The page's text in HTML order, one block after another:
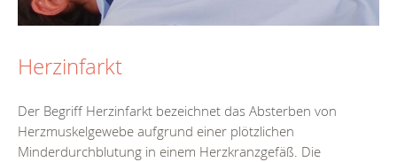
Herzinfarkt
Der Begriff Herzinfarkt bezeichnet das Absterben von
Herzmuskelgewebe aufgrund einer plötzlichen
Minderdurchblutung in einem Herzkranzgefäß. Die